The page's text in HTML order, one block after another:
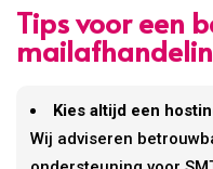
Tips voor een
Kies altijd een
Wij adviseren